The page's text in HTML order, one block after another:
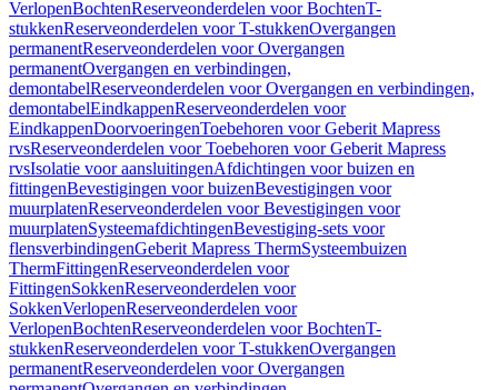
VerlopenBochtenReserveonderdelen voor BochtenT-
stukkenReserveonderdelen voor T-stukkenOvergangen
permanentReserveonderdelen voor Overgangen
permanentOvergangen en verbindingen,
demontabelReserveonderdelen voor Overgangen en verbindingen,
demontabelEindkappenReserveonderdelen voor
EindkappenDoorvoeringenToebehoren voor Geberit Mapress
rvsReserveonderdelen voor Toebehoren voor Geberit Mapress
rvsIsolatie voor aansluitingenAfdichtingen voor buizen en
fittingenBevestigingen voor buizenBevestigingen voor
muurplatenReserveonderdelen voor Bevestigingen voor
muurplatenSysteemafdichtingenBevestiging-sets voor
flensverbindingenGeberit Mapress ThermSysteembuizen
ThermFittingenReserveonderdelen voor
FittingenSokkenReserveonderdelen voor
SokkenVerlopenReserveonderdelen voor
VerlopenBochtenReserveonderdelen voor BochtenT-
stukkenReserveonderdelen voor T-stukkenOvergangen
permanentReserveonderdelen voor Overgangen